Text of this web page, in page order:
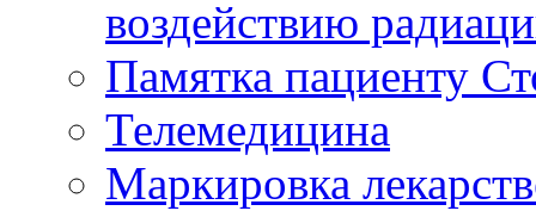
воздействию
Памятка пациенту
Телемедицина
Маркировка